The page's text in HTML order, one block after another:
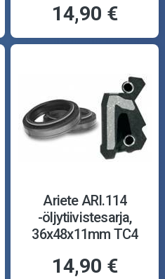
14,90 €
Ariete ARI.114
-öljytiivistesarja,
36x48x11mm TC4
14,90 €